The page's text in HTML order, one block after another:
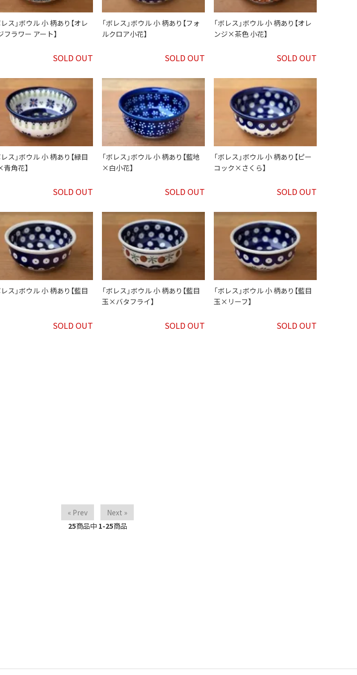
レス」ボウル 小 柄あり【オレ
フラワー アート】
SOLD OUT
「ボレス」ボウル 小 柄あり【フォ
ルクロア小花】
SOLD OUT
「ボレス」ボウル 小 柄あり【オレ
ンジ×茶色 小花】
SOLD OUT
レス」ボウル 小 柄あり【緑目
角花】
SOLD OUT
「ボレス」ボウル 小 柄あり【藍地
×白小花】
SOLD OUT
「ボレス」ボウル 小 柄あり【ピー
コック×さくら】
SOLD OUT
レス」ボウル 小 柄あり【藍目
SOLD OUT
「ボレス」ボウル 小 柄あり【藍目
玉×バタフライ】
SOLD OUT
「ボレス」ボウル 小 柄あり【藍目
玉×リーフ】
SOLD OUT
« Prev
Next »
25商品中 1-25商品